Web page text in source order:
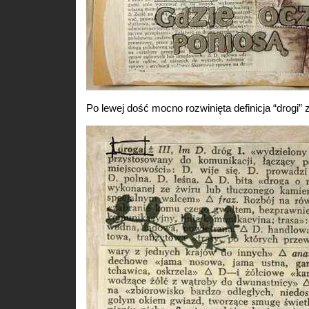
Po lewej dość mocno rozwinięta definicja “drogi”